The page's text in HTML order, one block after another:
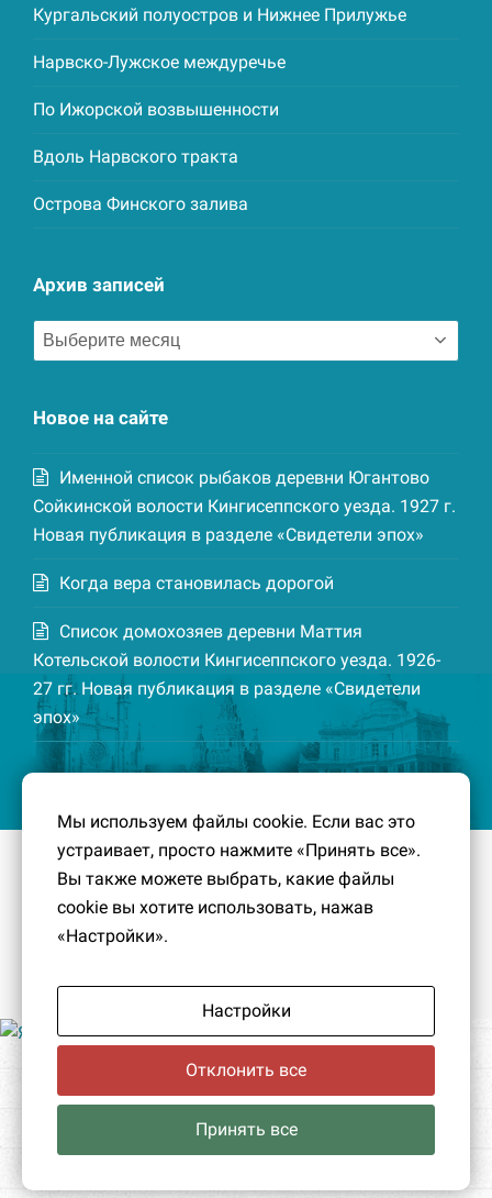
Кургальский полуостров и Нижнее Прилужье
Нарвско-Лужское междуречье
По Ижорской возвышенности
Вдоль Нарвского тракта
Острова Финского залива
Архив записей
Архив
записей
Новое на сайте
Именной список рыбаков деревни Югантово
Сойкинской волости Кингисеппского уезда. 1927 г.
Новая публикация в разделе «Свидетели эпох»
Когда вера становилась дорогой
Список домохозяев деревни Маттия
Котельской волости Кингисеппского уезда. 1926-
27 гг. Новая публикация в разделе «Свидетели
эпох»
© 2016-2026 Южный берег Финского залива
– Кусочек
малой Родины, без которого трудно представить себе
историко-культурный ландшафт Петербурга и
Ленинградской области.
PavelDesign
Мы используем файлы cookie. Если вас это
устраивает, просто нажмите «Принять все».
Вы также можете выбрать, какие файлы
cookie вы хотите использовать, нажав
«Настройки».
Настройки
Отклонить все
Принять все